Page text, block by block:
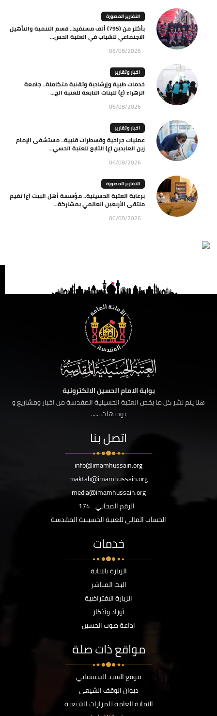
التقارير المصورة
بأكثر من (795) ألف مستفيد.. قسم التنمية والتأهيل
الاجتماعي للشباب في العتبة الحس...
06/08/2026
اخبار وتقارير
خدمات طبية وإرشادية وتقنية متكاملة.. جامعة
الزهراء (ع) للبنات التابعة للعتبة الح...
06/08/2026
اخبار وتقارير
عمليات جراحية وقسطرات قلبية.. مستشفى الإمام
زين العابدين (ع) التابع للعتبة الحسي...
06/08/2026
التقارير المصورة
برعاية العتبة الحسينية.. مؤسسة أهل البيت (ع) تقيم
ملتقى الأربعين العالمي بمشاركة...
06/08/2026
بوابة الامام الحسين الالكترونية
هنا يتم نشر كل ما يخص العتبة الحسينية المقدسة من اخبار ومشاريع و
توجيهات ......
اتصل بنا
info@imamhussain.org
maktab@imamhussain.org
media@imamhussain.org
الرقم المجاني 174
الحساب المالي للعتبة الحسينية المقدسة
خدمات
الزيارة بالانابة
البث المباشر
الزيارة الافتراضية
أوراد وأذكار
اذاعة صوت الحسين
مواقع ذات صلة
موقع السيد السيستاني
ديوان الوقف الشيعي
الامانة العامة للمزارات الشيعية